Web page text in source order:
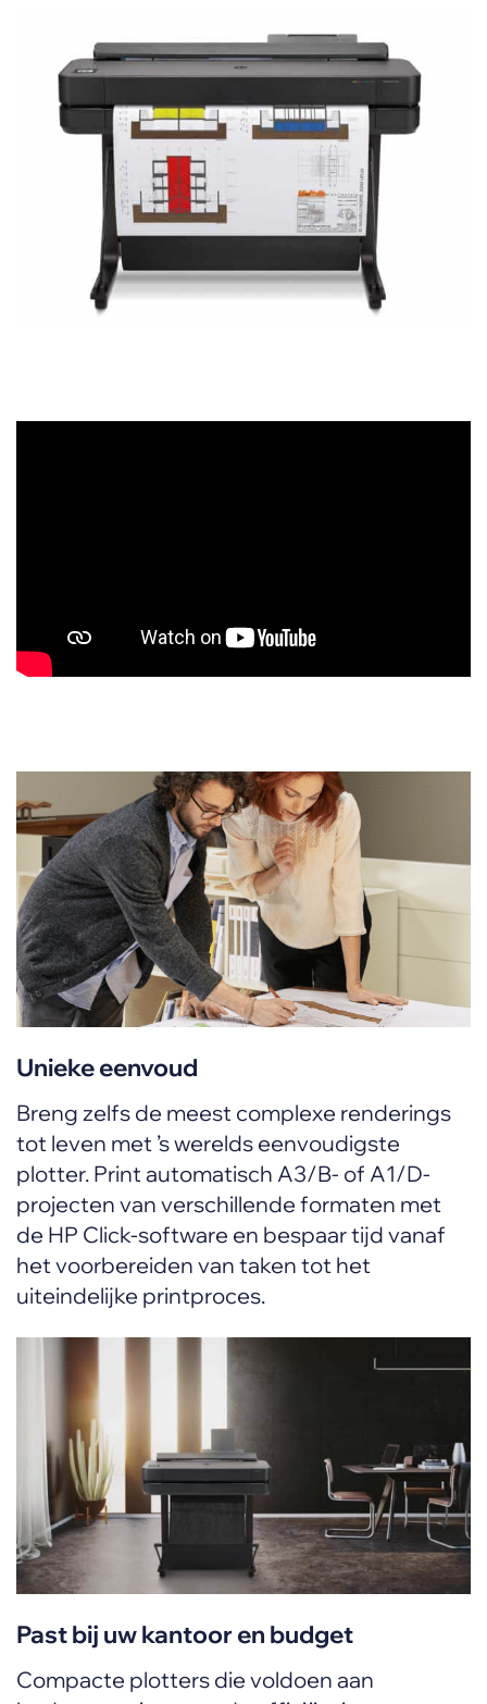
Unieke eenvoud
Breng zelfs de meest complexe renderings
tot leven met ’s werelds eenvoudigste
plotter. Print automatisch A3/B- of A1/D-
projecten van verschillende formaten met
de HP Click-software en bespaar tijd vanaf
het voorbereiden van taken tot het
uiteindelijke printproces.
Past bij uw kantoor en budget
Compacte plotters die voldoen aan